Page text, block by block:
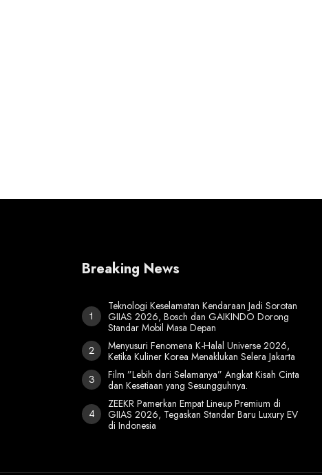
Breaking News
Teknologi Keselamatan Kendaraan Jadi Sorotan
GIIAS 2026, Bosch dan GAIKINDO Dorong
Standar Mobil Masa Depan
Menyusuri Fenomena K-Halal Universe 2026,
Ketika Kuliner Korea Menaklukan Selera Jakarta
Film ”Lebih dari Selamanya” Angkat Kisah Cinta
dan Kesetiaan yang Sesungguhnya.
ZEEKR Pamerkan Empat Lineup Premium di
GIIAS 2026, Tegaskan Standar Baru Luxury EV
di Indonesia